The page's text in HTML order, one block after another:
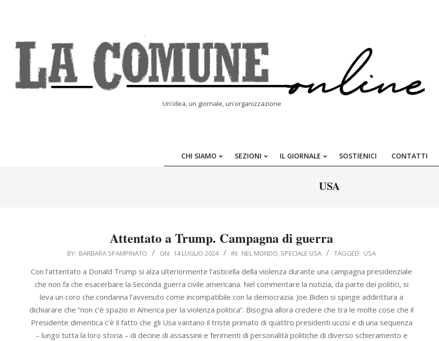
Un'idea, un giornale, un'organizzazione
Primary
Menu
CHI SIAMO SEZIONI IL GIORNALE SOSTIENICI CONTATTI
USA
Attentato a Trump. Campagna di guerra
BY: BARBARA SPAMPINATO ON: 14 LUGLIO 2024 IN: NEL MONDO, SPECIALE USA TAGGED: USA
Con l’attentato a Donald Trump si alza ulteriormente l’asticella della violenza durante una campagna presidenziale
che non fa che esacerbare la Seconda guerra civile americana. Nel commentare la notizia, da parte dei politici, si
leva un coro che condanna l’avvenuto come incompatibile con la democrazia. Joe Biden si spinge addirittura a
dichiarare che “non c’è spazio in America per la violenza politica”. Bisogna allora credere che tra le molte cose che il
Presidente dimentica c’è il fatto che gli Usa vantano il triste primato di quattro presidenti uccisi e di una sequenza
– lungo tutta la loro storia – di decine di assassinii e ferimenti di personalità politiche di diverso schieramento e